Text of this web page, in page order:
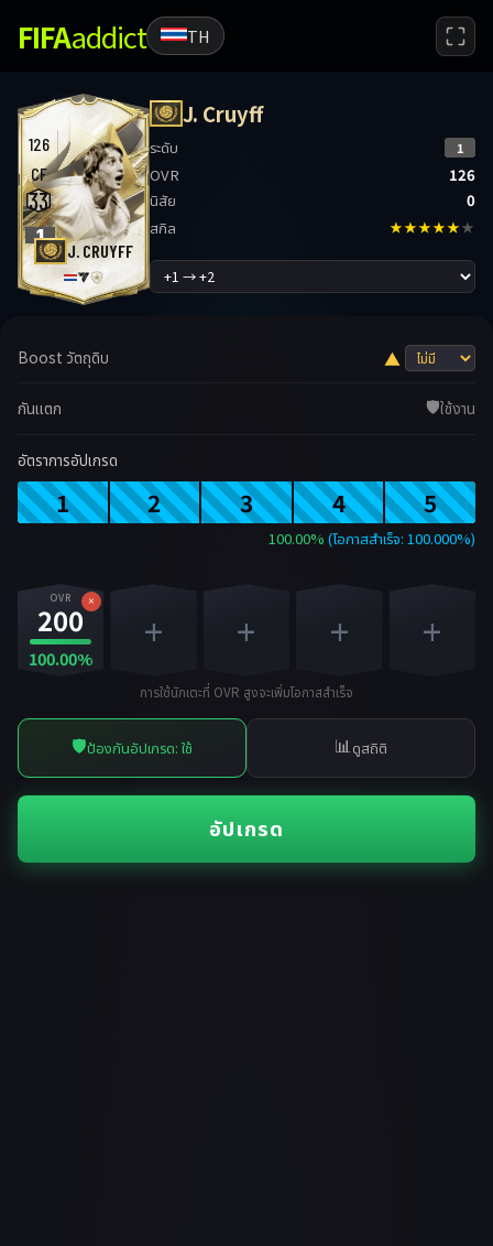
FIFAaddict TH
126
CF
33
1
J. CRUYFF
J. Cruyff
ระดับ 1
OVR
126
นิสัย
0
สกิล
★★★★★★
Boost วัตถุดิบ ▲
กันแตก 🛡️ใช้งาน
อัตราการอัปเกรด
1 2 3 4 5
100.00% (โอกาสสำเร็จ: 100.000%)
OVR
200
100.00%
×
+ + + +
การใช้นักเตะที่ OVR สูงจะเพิ่มโอกาสสำเร็จ
🛡️ป้องกันอัปเกรด: ใช้ 📊ดูสถิติ
อัปเกรด